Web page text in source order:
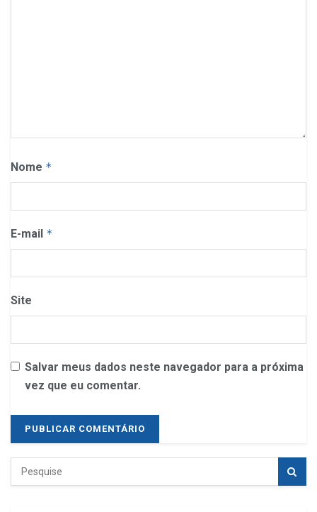
Nome *
E-mail *
Site
Salvar meus dados neste navegador para a próxima
vez que eu comentar.